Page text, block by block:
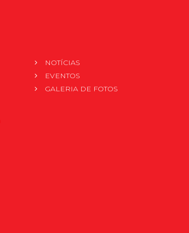
NOTÍCIAS
EVENTOS
GALERIA DE FOTOS